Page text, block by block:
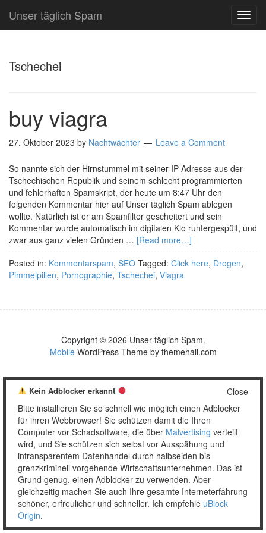
Unser täglich Spam
Tschechei
buy viagra
27. Oktober 2023 by Nachtwächter Leave a Comment
So nannte sich der Hirnstummel mit seiner IP-Adresse aus der
Tschechischen Republik und seinem schlecht programmierten
und fehlerhaften Spamskript, der heute um 8:47 Uhr den
folgenden Kommentar hier auf Unser täglich Spam ablegen
wollte. Natürlich ist er am Spamfilter gescheitert und sein
Kommentar wurde automatisch im digitalen Klo runtergespült, und
zwar aus ganz vielen Gründen … [Read more…]
Posted in: Kommentarspam, SEO Tagged: Click here, Drogen,
Pimmelpillen, Pornographie, Tschechei, Viagra
Copyright © 2026 Unser täglich Spam.
MobileWordPress Theme by themehall.com
Close
Kein Adblocker erkannt
Bitte installieren Sie so schnell wie möglich einen Adblocker
für ihren Webbrowser! Sie schützen damit die Ihren
Computer vor Schadsoftware, die über Malvertising verteilt
wird, und Sie schützen sich selbst vor Ausspähung und
intransparentem Datenhandel durch halbseiden bis
grenzkriminell vorgehende Wirtschaftsunternehmen. Das ist
Grund genug, einen Adblocker zu verwenden. Aber
gleichzeitig machen Sie auch Ihre gesamte Interneterfahrung
schöner, erfreulicher und schneller. Ich empfehle uBlock
Origin.